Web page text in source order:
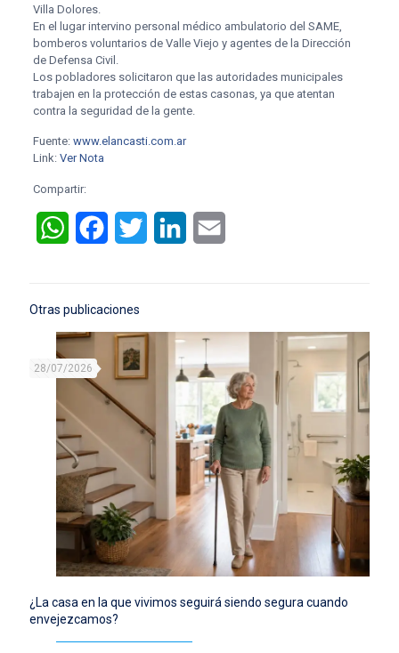
Villa Dolores.
En el lugar intervino personal médico ambulatorio del SAME,
bomberos voluntarios de Valle Viejo y agentes de la Dirección
de Defensa Civil.
Los pobladores solicitaron que las autoridades municipales
trabajen en la protección de estas casonas, ya que atentan
contra la seguridad de la gente.
Fuente: www.elancasti.com.ar
Link: Ver Nota
Compartir:
WhatsAppFacebookTwitter LinkedIn
Otras publicaciones
28/07/2026
¿La casa en la que vivimos seguirá siendo segura cuando
envejezcamos?